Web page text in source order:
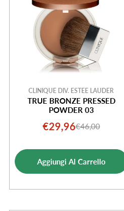
CLINIQUE DIV. ESTEE LAUDER
TRUE BRONZE PRESSED
POWDER 03
Prezzo
vendita
€29,96Prezzo
€46,00
Aggiungi Al Carrello